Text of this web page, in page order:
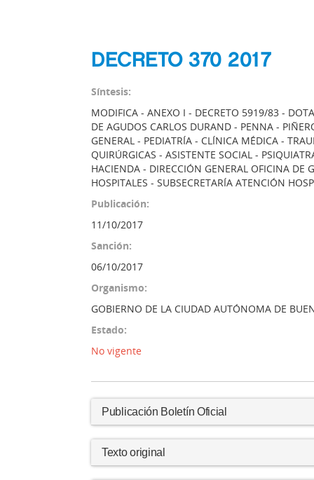
DECRETO 370 2017
Síntesis:
MODIFICA - ANEXO I - DECRETO 5919/83 -
DE AGUDOS CARLOS DURAND - PENNA -
GENERAL - PEDIATRÍA - CLÍNICA MÉDICA -
QUIRÚRGICAS - ASISTENTE SOCIAL -
HACIENDA - DIRECCIÓN GENERAL OFICINA DE
HOSPITALES - SUBSECRETARÍA ATENCIÓN
Publicación:
11/10/2017
Sanción:
06/10/2017
Organismo:
GOBIERNO DE LA CIUDAD AUTÓNOMA DE
Estado:
No vigente
Publicación Boletín Oficial
Texto original